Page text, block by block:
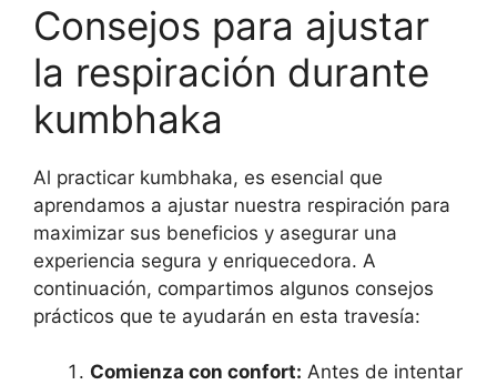
Consejos para ajustar
la respiración durante
kumbhaka
Al practicar kumbhaka, es esencial que
aprendamos a ajustar nuestra respiración para
maximizar sus beneficios y asegurar una
experiencia segura y enriquecedora. A
continuación, compartimos algunos consejos
prácticos que te ayudarán en esta travesía:
Comienza con confort: Antes de intentar